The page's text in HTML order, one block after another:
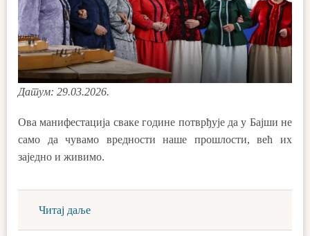
Датум: 29.03.2026.
Ова манифестација сваке године потврђује да у Бајши не
само да чувамо вредности наше прошлости, већ их
заједно и живимо.
Читај даље